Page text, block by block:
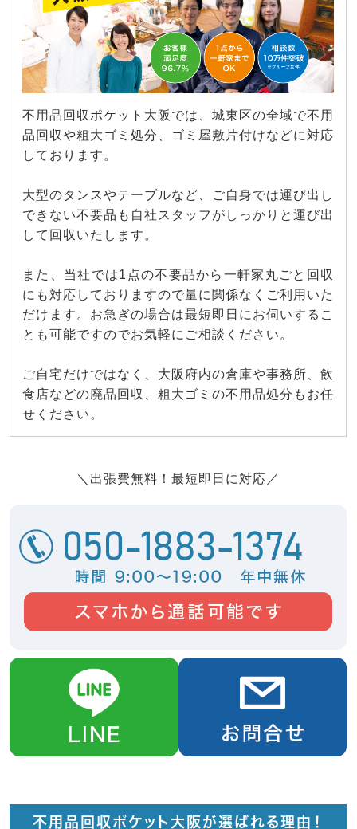
不用品回収ポケット大阪では、城東区の全域で不用
品回収や粗大ゴミ処分、ゴミ屋敷片付けなどに対応
しております。
大型のタンスやテーブルなど、ご自身では運び出し
できない不要品も自社スタッフがしっかりと運び出
して回収いたします。
また、当社では1点の不要品から一軒家丸ごと回収
にも対応しておりますので量に関係なくご利用いた
だけます。お急ぎの場合は最短即日にお伺いするこ
とも可能ですのでお気軽にご相談ください。
ご自宅だけではなく、大阪府内の倉庫や事務所、飲
食店などの廃品回収、粗大ゴミの不用品処分もお任
せください。
＼出張費無料！最短即日に対応／
不用品回収ポケット大阪が選ばれる理由！